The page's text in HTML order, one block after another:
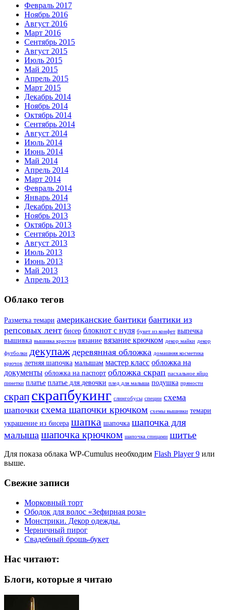
Февраль 2017
Ноябрь 2016
Август 2016
Март 2016
Сентябрь 2015
Август 2015
Июль 2015
Май 2015
Апрель 2015
Март 2015
Декабрь 2014
Ноябрь 2014
Октябрь 2014
Сентябрь 2014
Август 2014
Июль 2014
Июнь 2014
Май 2014
Апрель 2014
Март 2014
Февраль 2014
Январь 2014
Декабрь 2013
Ноябрь 2013
Октябрь 2013
Сентябрь 2013
Август 2013
Июль 2013
Июнь 2013
Май 2013
Апрель 2013
Облако тегов
Разметка темари американские бантики бантики из
репсовых лент бисер блокнот с нуля букет из конфет выпечка
вышивка вышивка крестом вязание вязание крючком декор майки декор
футболки декупаж деревянная обложка домашняя косметика
крючок летняя шапочка малышам мастер класс обложка на
документы обложка на паспорт обложка скрап пасхальное яйцо
пинетки платье платье для девочки плед для малыша подушка пряности
скрап скрапбукинг слингобусы специи схема
шапочки схема шапочки крючком схемы вышивки темари
украшение из бисера шапка шапочка шапочка для
малыша шапочка крючком шапочка спицами шитье
Для показа облака WP-Cumulus необходим Flash Player 9 или
выше.
Свежие записи
Морковный торт
Ободок для волос «Зефирная роза»
Монстрики. Декор одежды.
Черничный пирог
Свадебный брошь-букет
Нас читают:
Блоги, которые я читаю